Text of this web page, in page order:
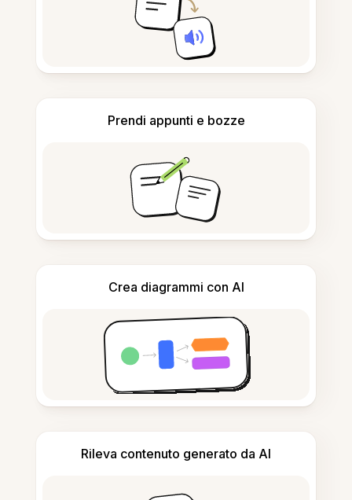
Prendi appunti e bozze
Crea diagrammi con AI
Rileva contenuto generato da AI